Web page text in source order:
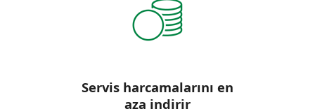
Servis harcamalarını en
aza indirir